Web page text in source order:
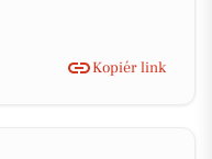
Kopiér link